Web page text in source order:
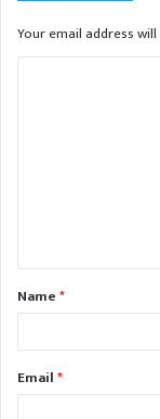
Your email address
t
*Name*
Email*